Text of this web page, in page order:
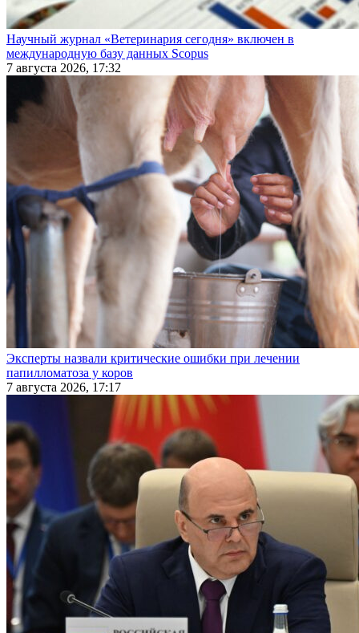
Научный журнал «Ветеринария сегодня» включен в
международную базу данных Scopus
7 августа 2026, 17:32
Эксперты назвали критические ошибки при лечении
папилломатоза у коров
7 августа 2026, 17:17